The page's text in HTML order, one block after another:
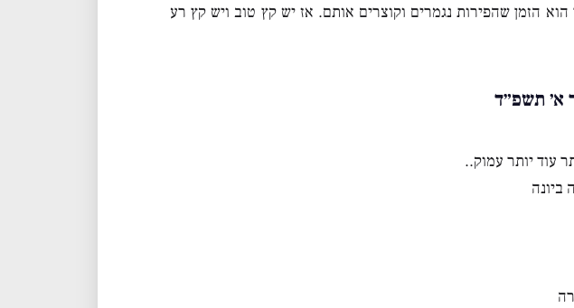
הזמן שהפירות נגמרים וקוצרים אותם. אז יש קץ טוב ויש קץ רע
עוד יותר עמוק..